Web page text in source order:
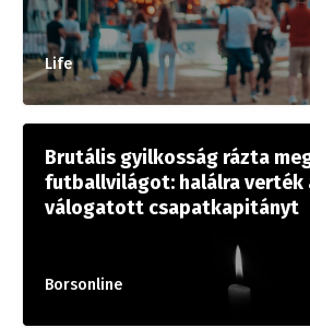
Life
Brutális gyilkosság rázta
futballvilágot: halálra verték
válogatott csapatkapitányt
Borsonline